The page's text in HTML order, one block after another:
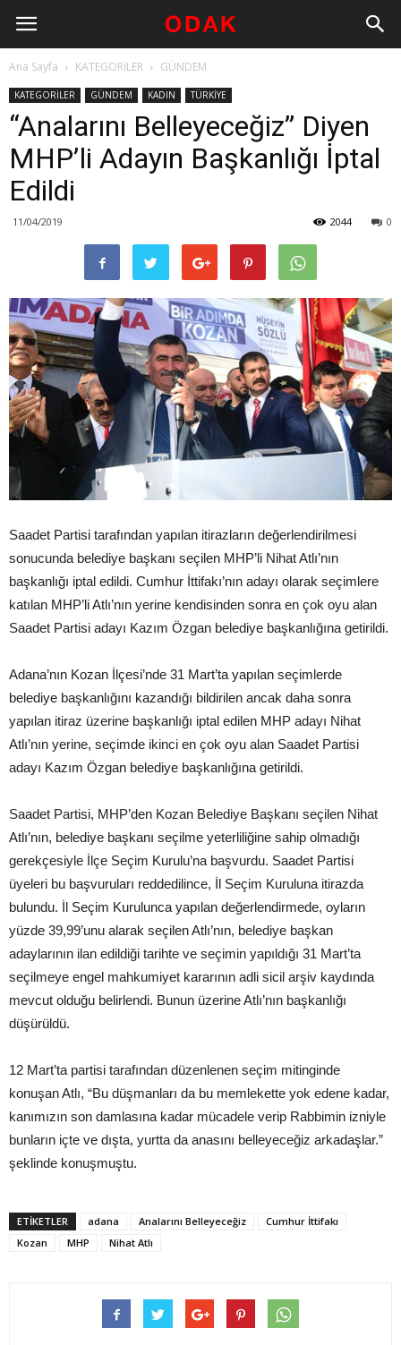
Ana Sayfa KATEGORİLER GÜNDEM
KATEGORİLER GÜNDEM KADIN TÜRKİYE
“Analarını Belleyeceğiz” Diyen
MHP’li Adayın Başkanlığı İptal
Edildi
11/04/2019 0
2044
Saadet Partisi tarafından yapılan itirazların değerlendirilmesi
sonucunda belediye başkanı seçilen MHP’li Nihat Atlı’nın
başkanlığı iptal edildi. Cumhur İttifakı’nın adayı olarak seçimlere
katılan MHP’li Atlı’nın yerine kendisinden sonra en çok oyu alan
Saadet Partisi adayı Kazım Özgan belediye başkanlığına getirildi.
Adana’nın Kozan İlçesi’nde 31 Mart’ta yapılan seçimlerde
belediye başkanlığını kazandığı bildirilen ancak daha sonra
yapılan itiraz üzerine başkanlığı iptal edilen MHP adayı Nihat
Atlı’nın yerine, seçimde ikinci en çok oyu alan Saadet Partisi
adayı Kazım Özgan belediye başkanlığına getirildi.
Saadet Partisi, MHP’den Kozan Belediye Başkanı seçilen Nihat
Atlı’nın, belediye başkanı seçilme yeterliliğine sahip olmadığı
gerekçesiyle İlçe Seçim Kurulu’na başvurdu. Saadet Partisi
üyeleri bu başvuruları reddedilince, İl Seçim Kuruluna itirazda
bulundu. İl Seçim Kurulunca yapılan değerlendirmede, oyların
yüzde 39,99’unu alarak seçilen Atlı’nın, belediye başkan
adaylarının ilan edildiği tarihte ve seçimin yapıldığı 31 Mart’ta
seçilmeye engel mahkumiyet kararının adli sicil arşiv kaydında
mevcut olduğu belirlendi. Bunun üzerine Atlı’nın başkanlığı
düşürüldü.
12 Mart’ta partisi tarafından düzenlenen seçim mitinginde
konuşan Atlı, “Bu düşmanları da bu memlekette yok edene kadar,
kanımızın son damlasına kadar mücadele verip Rabbimin izniyle
bunların içte ve dışta, yurtta da anasını belleyeceğiz arkadaşlar.”
şeklinde konuşmuştu.
ETIKETLER adana Analarını Belleyeceğiz
Cumhur İttifakı
Kozan
MHP Nihat Atlı